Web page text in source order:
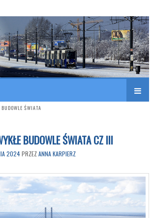
w KRAKOWIE
Engineers & Technicians of Transportation
ŚWIATA
BUDOWLE ŚWIATA CZ III
2024PRZEZANNA KARPIERZ